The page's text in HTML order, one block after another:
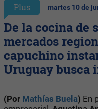
Plus martes 10 de
De la cocina de
mercados
capuchino
Uruguay busca
(Por Mathías Buela) En